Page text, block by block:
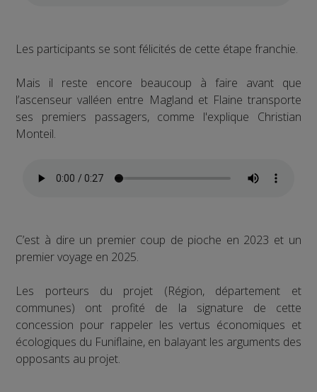
Les participants se sont félicités de cette étape franchie.
Mais il reste encore beaucoup à faire avant que
l’ascenseur valléen entre Magland et Flaine transporte
ses premiers passagers, comme l'explique Christian
Monteil.
C’est à dire un premier coup de pioche en 2023 et un
premier voyage en 2025.
Les porteurs du projet (Région, département et
communes) ont profité de la signature de cette
concession pour rappeler les vertus économiques et
écologiques du Funiflaine, en balayant les arguments des
opposants au projet.